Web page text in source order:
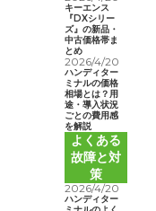
キーエンス
『DXシリー
ズ』の新品・
中古価格帯ま
とめ
2026/4/20
ハンディター
ミナルの価格
相場とは？用
途・導入状況
ごとの費用感
を解説
よくある
故障と対
策
2026/4/20
ハンディター